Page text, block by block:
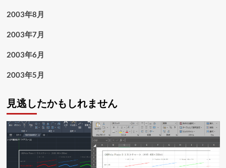
2003年8月
2003年7月
2003年6月
2003年5月
見逃したかもしれません